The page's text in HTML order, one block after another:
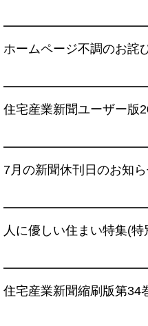
ホームページ不調のお詫
住宅産業新聞ユーザー版
7月の新聞休刊日のお知
人に優しい住まい特集(
住宅産業新聞縮刷版第34